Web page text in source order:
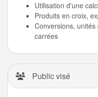
Utilisation d'une
Produits en croix,
Conversions,
carrées
Public visé